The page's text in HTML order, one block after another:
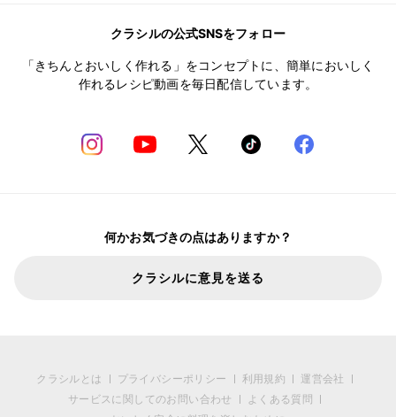
クラシルの公式SNSをフォロー
「きちんとおいしく作れる」をコンセプトに、簡単においしく
作れるレシピ動画を毎日配信しています。
何かお気づきの点はありますか？
クラシルに意見を送る
クラシルとは プライバシーポリシー 利用規約
運営会社
サービスに関してのお問い合わせ
よくある質問